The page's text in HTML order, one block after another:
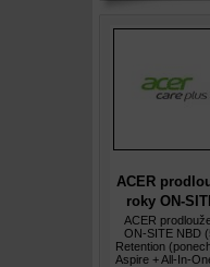
ACER
roky ON-
roky
(ponechání
ACER
ON-SITE NBD
Retention
Aspire + All-In-